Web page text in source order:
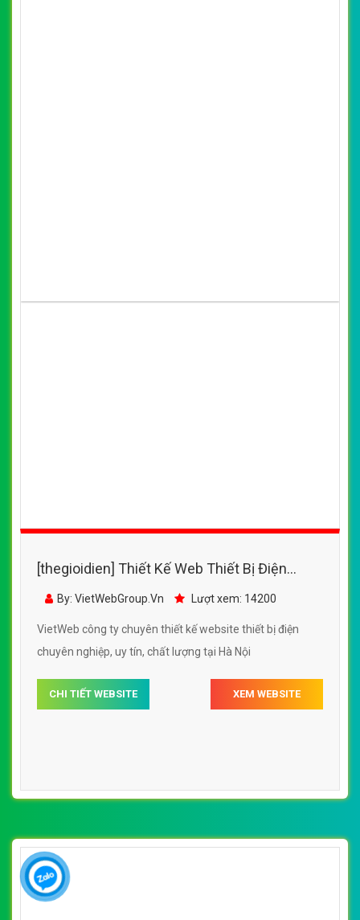
[thegioidien] Thiết Kế Web Thiết Bị Điện
Nguyễn Kim đẹp SEO nhanh hiệu quả
By: VietWebGroup.Vn Lượt xem: 14200
VietWeb công ty chuyên thiết kế website thiết bị điện
chuyên nghiệp, uy tín, chất lượng tại Hà Nội
CHI TIẾT WEBSITE XEM WEBSITE